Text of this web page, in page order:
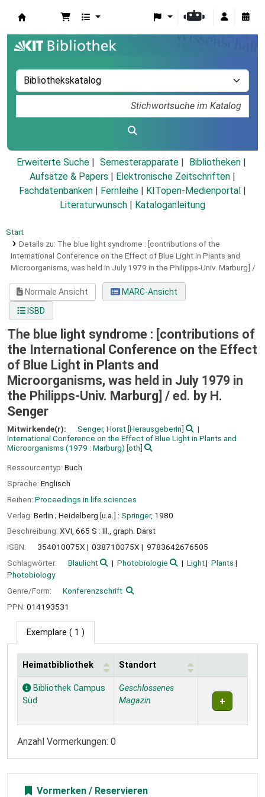
Erweiterte Suche Semesterapparate
Bibliotheken
Aufsätze & Papers
Elektronische Zeitschriften
Fachdatenbanken
Fernleihe KITopen-Medienportal
Literaturwunsch
Kataloganleitung
Start
Details zu: The blue light syndrome : [contributions of the
International Conference on the Effect of Blue Light in Plants and
Microorganisms, was held in July 1979 in the Philipps-Univ. Marburg] /
Normale Ansicht
MARC-Ansicht
ISBD
The blue light syndrome : [contributions of
the International Conference on the Effect
of Blue Light in Plants and
Microorganisms, was held in July 1979 in
the Philipps-Univ. Marburg] / ed. by H.
Senger
Mitwirkende(r): Senger, Horst [HerausgeberIn]
International Conference on the Effect of Blue Light in Plants and
Microorganisms (1979 : Marburg) [oth]
Ressourcentyp: Buch
Sprache: Englisch
Reihen: Proceedings in life sciences
Verlag: Berlin ; Heidelberg [u.a.] : Springer, 1980
Beschreibung: XVI, 665 S : Ill., graph. Darst
ISBN:
354010075X 038710075X
9783642676505
Schlagwörter:
Blaulicht Photobiologie Light
Plants
Photobiology
Genre/Form:
Konferenzschrift
PPN: 014193531
Exemplare ( 1 )
Exemplare
Heimatbibliothek Standort
Bibliothek Campus
Süd
Geschlossenes
Magazin
Anzahl Vormerkungen: 0
Vormerken